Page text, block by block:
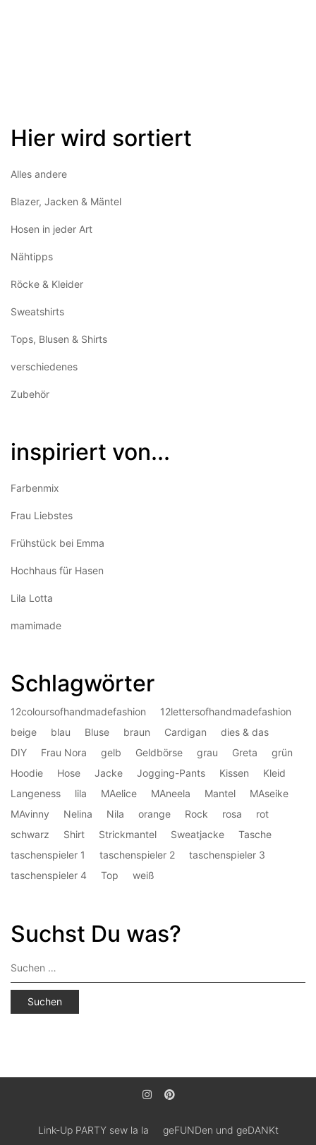
Hier wird sortiert
Alles andere
Blazer, Jacken & Mäntel
Hosen in jeder Art
Nähtipps
Röcke & Kleider
Sweatshirts
Tops, Blusen & Shirts
verschiedenes
Zubehör
inspiriert von...
Farbenmix
Frau Liebstes
Frühstück bei Emma
Hochhaus für Hasen
Lila Lotta
mamimade
Schlagwörter
12coloursofhandmadefashion
12lettersofhandmadefashion
beige
blau Bluse braun Cardigan
dies & das
DIY
Frau Nora gelb Geldbörse grau Greta
grün
Hoodie
Hose Jacke Jogging-Pants Kissen
Kleid
Langeness
lila MAelice MAneela Mantel
MAseike
MAvinny
Nelina Nila orange Rock rosa
rot
schwarz
Shirt Strickmantel Sweatjacke
Tasche
taschenspieler 1
taschenspieler 2
taschenspieler 3
taschenspieler 4
Top weiß
Suchst Du was?
Suchen
Link-Up PARTY sew la la
geFUNDen und geDANKt